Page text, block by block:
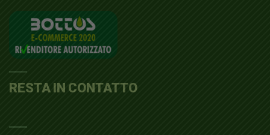
RESTA IN CONTATTO